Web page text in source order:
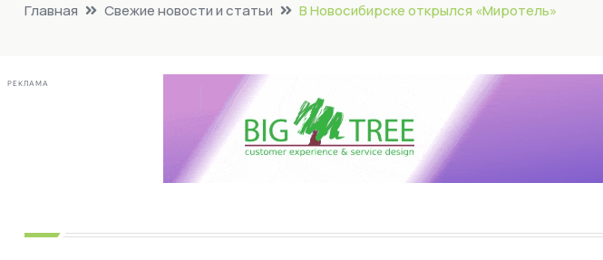
Главная Свежие новости и статьи В Новосибирске открылся «Миротель»
РЕКЛАМА